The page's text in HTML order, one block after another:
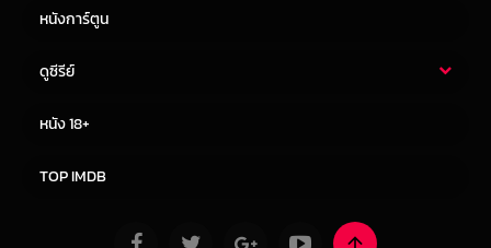
หนังการ์ตูน
ดูซีรีย์
หนัง 18+
TOP IMDB